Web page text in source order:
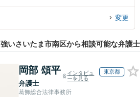
回相談無料で不動産・土地の相続を法律相談で
士に相談予約したい』などでお困りの相談者さん
変更
いさいたま市南区から相談可能な弁護士
岡部 頌平
弁護士
インタビュ
ーを見る
東京都
葛飾総合法律事務所